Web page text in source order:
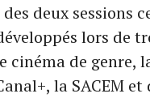
deux sessions
lors de
cinéma de genre,
la SACEM